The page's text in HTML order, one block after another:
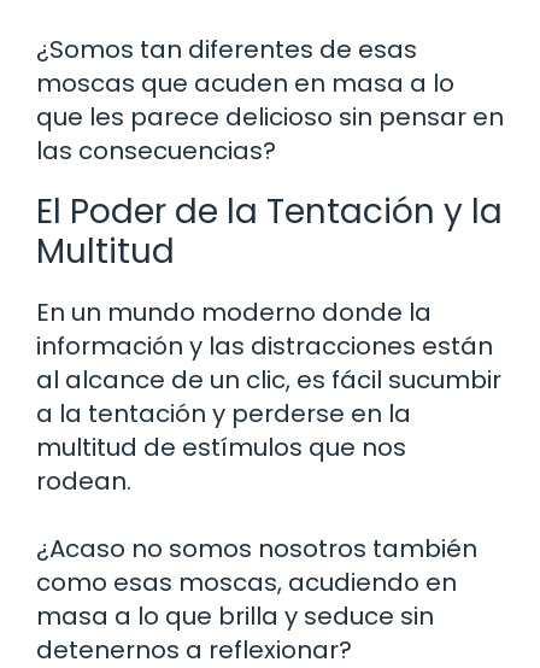
¿Somos tan diferentes de esas
moscas que acuden en masa a lo
que les parece delicioso sin pensar en
las consecuencias?
El Poder de la Tentación y la
Multitud
En un mundo moderno donde la
información y las distracciones están
al alcance de un clic, es fácil sucumbir
a la tentación y perderse en la
multitud de estímulos que nos
rodean.
¿Acaso no somos nosotros también
como esas moscas, acudiendo en
masa a lo que brilla y seduce sin
detenernos a reflexionar?